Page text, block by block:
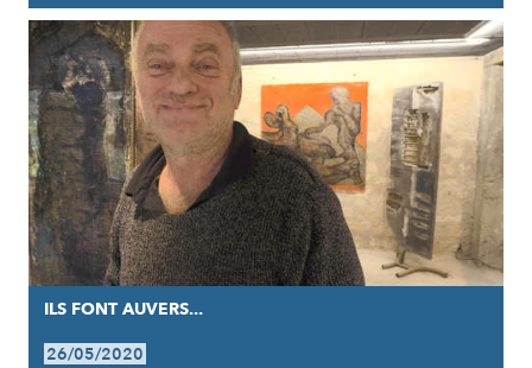
ILS FONT AUVERS...
26/05/2020